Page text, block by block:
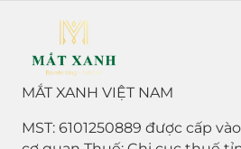
MẮT XANH VIỆT NAM
MST: 6101250889 được cấp